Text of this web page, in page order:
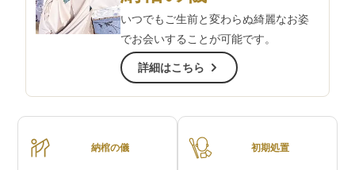
いつでもご生前と変わらぬ綺麗なお姿
でお会いすることが可能です。
詳細はこちら
納棺の儀 初期処置